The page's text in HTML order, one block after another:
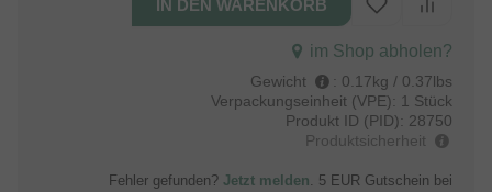
im Shop abholen?
Gewicht : 0.17kg / 0.37lbs
Verpackungseinheit (VPE): 1 Stück
Produkt ID (PID): 28750
Produktsicherheit
Fehler gefunden? Jetzt melden. 5 EUR Gutschein bei